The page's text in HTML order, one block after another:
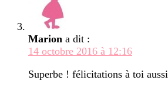
Marion a dit :
14 octobre 2016 à 12:16
Superbe ! félicitations à toi aussi